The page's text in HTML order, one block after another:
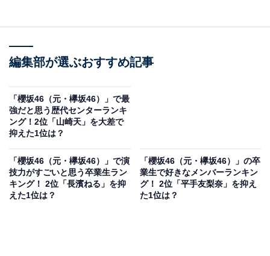
編集部が選ぶおすすめ記事
「櫻坂46（元・欅坂46）」で最
強だと思う歴代センターランキ
ング！2位「山崎天」を大差で
抑えた1位は？
「櫻坂46（元・欅坂46）」で演
技力がすごいと思う卒業生ラン
キング！ 2位「長濱ねる」を抑
えた1位は？
「櫻坂46（元・欅坂46）」の卒
業生で好きなメンバーランキン
グ！ 2位「平手友梨奈」を抑え
た1位は？